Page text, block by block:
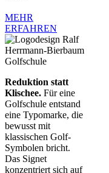
MEHR
ERFAHREN
Reduktion statt
Klischee. Für eine
Golfschule entstand
eine Typomarke, die
bewusst mit
klassischen Golf-
Symbolen bricht.
Das Signet
konzentriert sich auf